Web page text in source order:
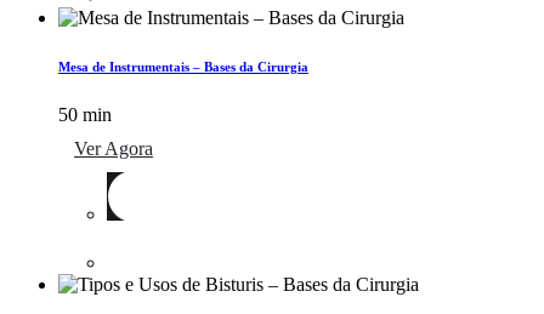
Mesa de Instrumentais – Bases da Cirurgia
50 min
Ver Agora